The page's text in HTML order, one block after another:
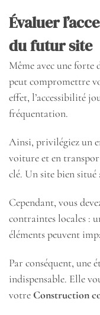
Évaluer
du futur site
Même avec une forte
peut compromettre
effet, l’accessibilité
fréquentation.
Ainsi, privilégiez un
voiture et en
clé. Un site bien
Cependant, vous
contraintes locales :
éléments peuvent
Par conséquent, une
indispensable. Elle
votre Construction